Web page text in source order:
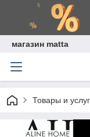
магазин matta
Товары и